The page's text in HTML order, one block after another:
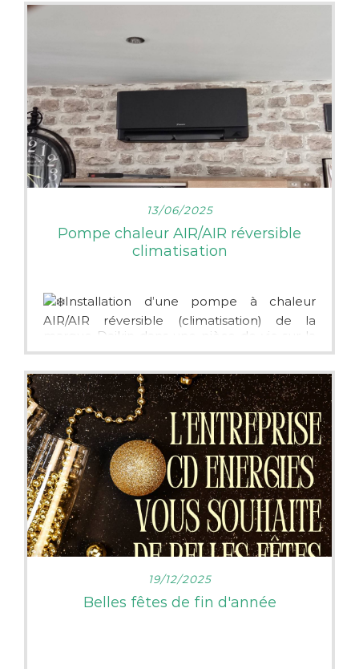
13/06/2025
Pompe chaleur AIR/AIR réversible
climatisation
Installation d’une pompe à chaleur
AIR/AIR réversible (climatisation) de la
marque Daikin dans une pièce de vie sur la
commune de La Flèche (72)
L’unité intérieur est la gamme stylish très
design, elle existe aussi en noir, blanche et
argent.
Très jolie avec son esthétisme travailler avec
ses angles incurvés ce qui permet allier
discrétion et élégance s’intégrera très bien
avec votre intérieur de maison.
Vous pouvez la programmer en mode froids
pour vous rafraichir avec ses chaleurs
, mais aussi en mode chauffage pour
Avec une performance et une technologie :
LIRE PLUS
19/12/2025
Belles fêtes de fin d'année
LIRE PLUS